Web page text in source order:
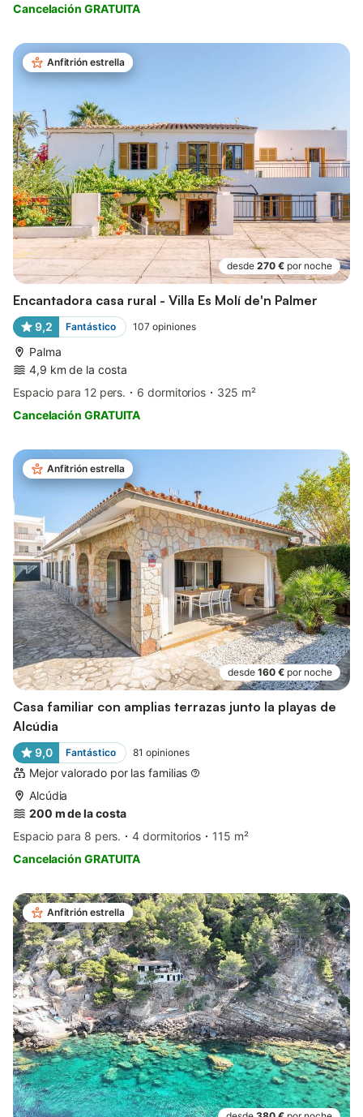
Cancelación GRATUITA
Anfitrión estrella
desde 270 € por noche
Encantadora casa rural - Villa Es Molí de'n Palmer
9,2 Fantástico 107 opiniones
Palma
4,9 km de la costa
Espacio para 12 pers.
6 dormitorios
325 m²
Cancelación GRATUITA
Anfitrión estrella
desde 160 € por noche
Casa familiar con amplias terrazas junto la playas de
Alcúdia
9,0 Fantástico 81 opiniones
Mejor valorado por las familias
Alcúdia
200 m de la costa
Espacio para 8 pers.
4 dormitorios
115 m²
Cancelación GRATUITA
Anfitrión estrella